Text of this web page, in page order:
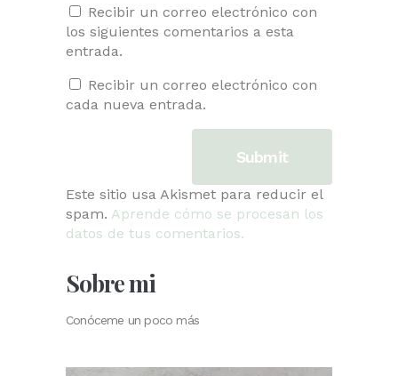
Recibir un correo electrónico con
los siguientes comentarios a esta
entrada.
Recibir un correo electrónico con
cada nueva entrada.
Este sitio usa Akismet para reducir el
spam. Aprende cómo se procesan los
datos de tus comentarios.
Sobre mi
Conóceme un poco más